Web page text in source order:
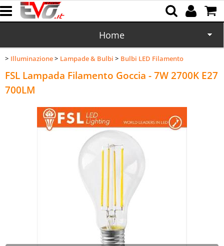
Home
CD/DVD
Batterie
Cartucce
Domotica
Cellulari
Office
Informatica
Illuminazione Lampade & Bulbi Bulbi LED Filamento
FSL Lampada Filamento Goccia - 7W 2700K E27
700LM